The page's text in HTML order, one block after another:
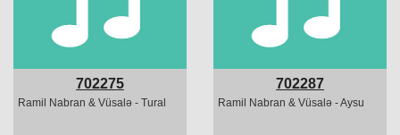
702275
Ramil Nabran & Vüsalə - Tural
702287
Ramil Nabran & Vüsalə - Aysu